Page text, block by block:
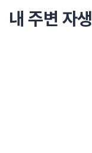
내 주변 자생